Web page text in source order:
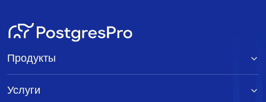
Продукты
Услуги